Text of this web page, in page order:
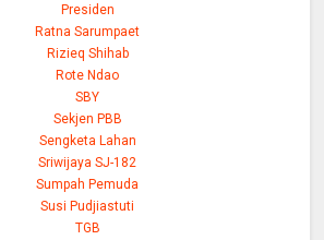
Presiden
Ratna Sarumpaet
Rizieq Shihab
Rote Ndao
SBY
Sekjen PBB
Sengketa Lahan
Sriwijaya SJ-182
Sumpah Pemuda
Susi Pudjiastuti
TGB